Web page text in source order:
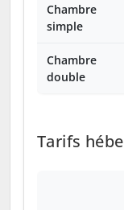
Chambre
simple
Chambre
double
Tarifs